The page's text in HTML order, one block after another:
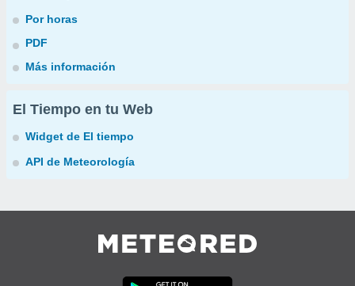
Por horas
PDF
Más información
El Tiempo en tu Web
Widget de El tiempo
API de Meteorología